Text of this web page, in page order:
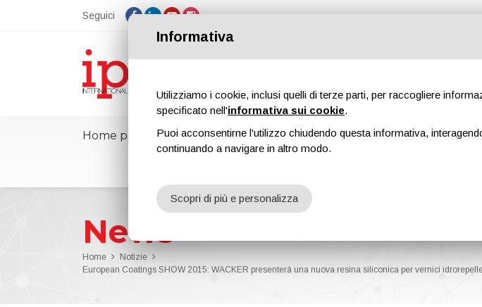
Seguici
Home page ipcmPedia Notizie Fiere Formazione
News
Home
Notizie
European Coatings SHOW 2015: WACKER presenterà una nuova resina siliconica per vernici
Informativa
Utilizziamo i cookie, inclusi quelli di terze parti, per raccogliere
specificato nell'informativa sui cookie.
Puoi acconsentirne l'utilizzo chiudendo questa informativa,
continuando a navigare in altro modo.
Scopri di più e personalizza